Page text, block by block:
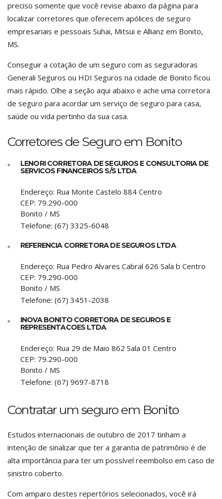
preciso somente que você revise abaixo da página para
localizar corretores que oferecem apólices de seguro
empresariais e pessoais Suhai, Mitsui e Allianz em Bonito,
MS.
Conseguir a cotação de um seguro com as seguradoras
Generali Seguros ou HDI Seguros na cidade de Bonito ficou
mais rápido. Olhe a seção aqui abaixo e ache uma corretora
de seguro para acordar um serviço de seguro para casa,
saúde ou vida pertinho da sua casa.
Corretores de Seguro em Bonito
LENORI CORRETORA DE SEGUROS E CONSULTORIA DE
SERVICOS FINANCEIROS S/S LTDA
Endereço: Rua Monte Castelo 884 Centro
CEP: 79.290-000
Bonito / MS
Telefone: (67) 3325-6048
REFERENCIA CORRETORA DE SEGUROS LTDA
Endereço: Rua Pedro Alvares Cabral 626 Sala b Centro
CEP: 79.290-000
Bonito / MS
Telefone: (67) 3451-2038
INOVA BONITO CORRETORA DE SEGUROS E
REPRESENTACOES LTDA
Endereço: Rua 29 de Maio 862 Sala 01 Centro
CEP: 79.290-000
Bonito / MS
Telefone: (67) 9697-8718
Contratar um seguro em Bonito
Estudos internacionais de outubro de 2017 tinham a
intenção de sinalizar que ter a garantia de patrimônio é de
alta importância para ter um possível reembolso em caso de
sinistro coberto.
Com amparo destes repertórios selecionados, você irá